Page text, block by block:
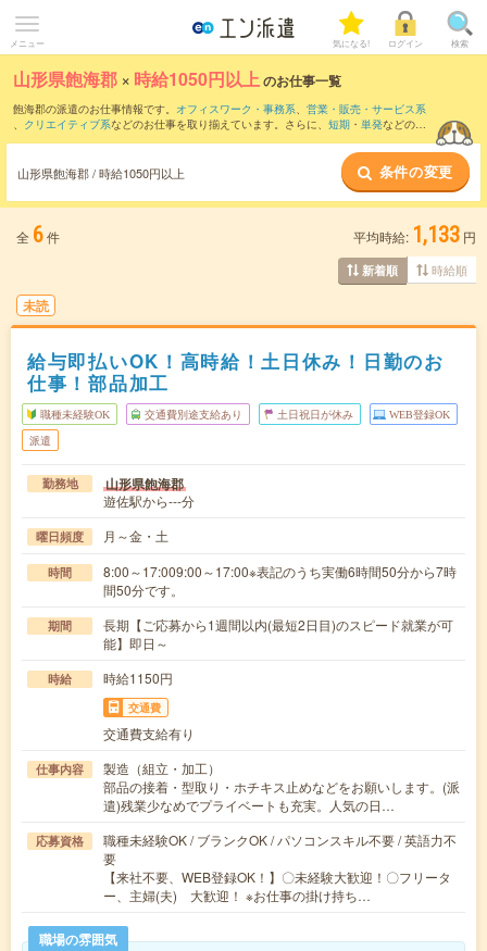
メニュー 気になる! ログイン 検索
山形県飽海郡 × 時給1050円以上のお仕事一覧
飽海郡の派遣のお仕事情報です。 オフィスワーク・事務系、 営業・販売・サービス系
、 クリエイティブ系などのお仕事を取り揃えています。さらに、 短期 ・ 単発などの期
山形県飽海郡 / 時給1050円以上 条件の変更
全 6件 平均時給: 1,133 円
新着順 時給順
未読
給与即払いOK！高時給！土日休み！日勤のお
仕事！部品加工
職種未経験OK 交通費別途支給あり 土日祝日が休み WEB登録OK
派遣
勤務地 山形県飽海郡
遊佐駅から---分
曜日頻度 月～金・土
時間
8:00～17:009:00～17:00※表記のうち実働6時間50分から7時
間50分です。
期間
長期【ご応募から1週間以内(最短2日目)のスピード就業が可
能】即日～
時給 時給1150円
交通費
交通費支給有り
仕事内容
製造（組立・加工）
部品の接着・型取り・ホチキス止めなどをお願いします。(派
遣)残業少なめでプライベートも充実。人気の日…
応募資格
職種未経験OK / ブランクOK / パソコンスキル不要 / 英語力不
要
【来社不要、WEB登録OK！】〇未経験大歓迎！〇フリータ
ー、主婦(夫) 大歓迎！ ※お仕事の掛け持ち…
職場の雰囲気